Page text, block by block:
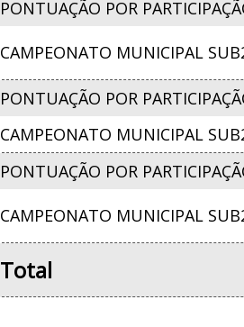
PONTUAÇÃO POR
CAMPEONATO MUNICIPAL
PONTUAÇÃO POR
CAMPEONATO MUNICIPAL
PONTUAÇÃO POR
CAMPEONATO MUNICIPAL
Total